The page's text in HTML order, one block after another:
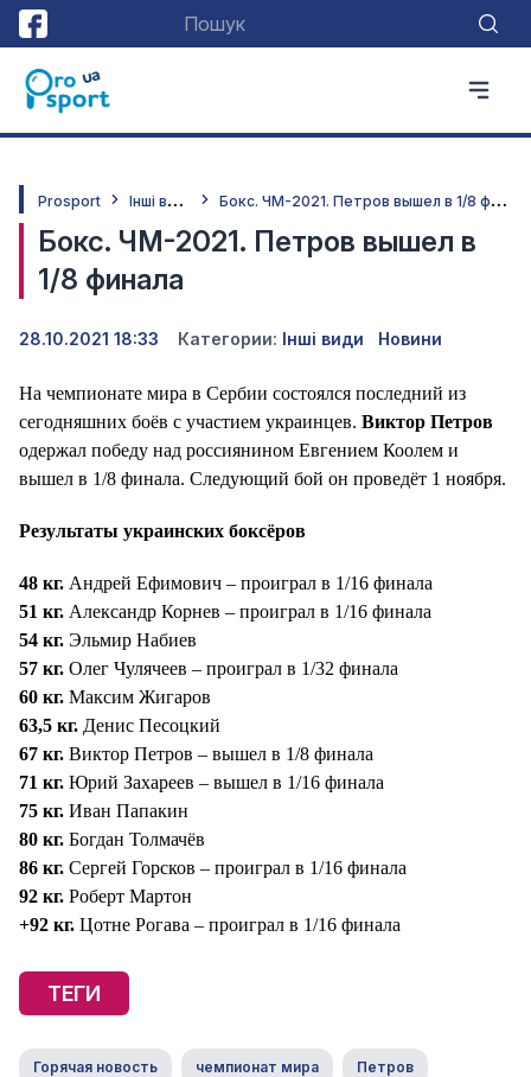
Prosport І
нші види Б
окс. ЧМ-2021. Петров вышел в 1/8 финала
Бокс. ЧМ-2021. Петров вышел в
1/8 финала
28.10.2021 18:33 Категории: Інші види Новини
На чемпионате мира в Сербии состоялся последний из
сегодняшних боёв с участием украинцев. Виктор Петров
одержал победу над россиянином Евгением Коолем и
вышел в 1/8 финала. Следующий бой он проведёт 1 ноября.
Результаты украинских боксёров
48 кг. Андрей Ефимович – проиграл в 1/16 финала
51 кг. Александр Корнев – проиграл в 1/16 финала
54 кг. Эльмир Набиев
57 кг. Олег Чулячеев – проиграл в 1/32 финала
60 кг. Максим Жигаров
63,5 кг. Денис Песоцкий
67 кг. Виктор Петров – вышел в 1/8 финала
71 кг. Юрий Захареев – вышел в 1/16 финала
75 кг. Иван Папакин
80 кг. Богдан Толмачёв
86 кг. Сергей Горсков – проиграл в 1/16 финала
92 кг. Роберт Мартон
+92 кг. Цотне Рогава – проиграл в 1/16 финала
ТЕГИ
Горячая новость чемпионат мира Петров